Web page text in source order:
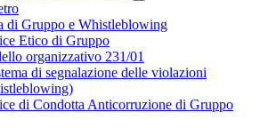
di Gruppo e Whistleblowing
Etico di Gruppo
organizzativo 231/01
di segnalazione delle violazioni
di Condotta Anticorruzione di Gruppo